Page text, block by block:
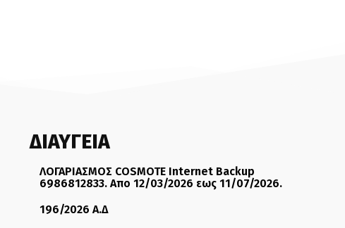
ΔΙΑΥΓΕΙΑ
ΛΟΓΑΡΙΑΣΜΟΣ COSMOTE Internet Backup
6986812833. Απο 12/03/2026 εως 11/07/2026.
196/2026 Α.Δ